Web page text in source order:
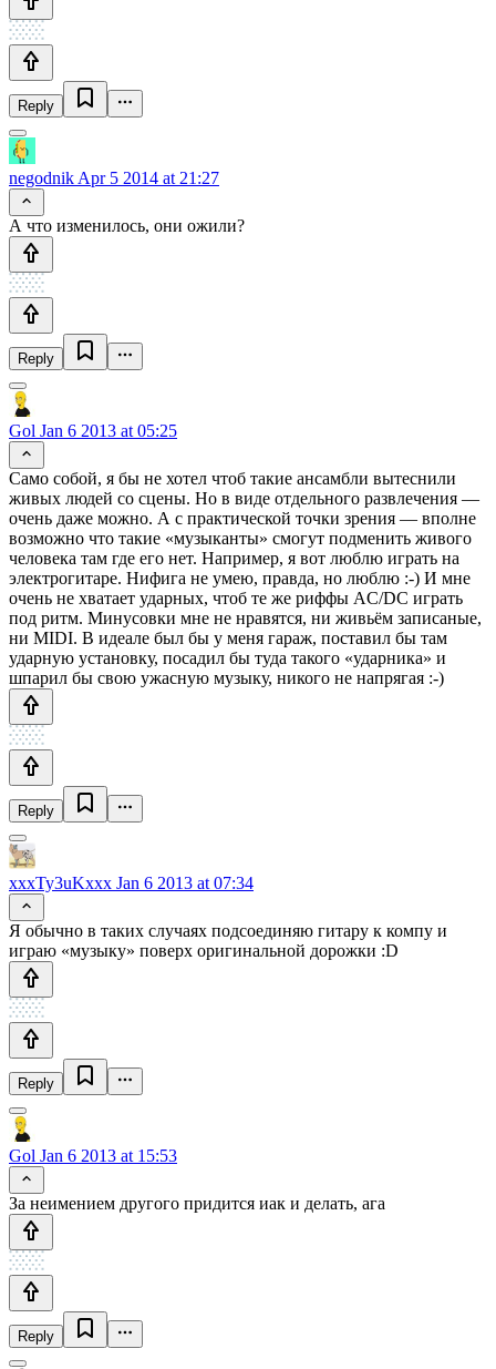
Reply
negodnik Apr 5 2014 at 21:27
А что изменилось, они ожили?
Reply
Gol Jan 6 2013 at 05:25
Само собой, я бы не хотел чтоб такие ансамбли вытеснили
живых людей со сцены. Но в виде отдельного развлечения —
очень даже можно. А с практической точки зрения — вполне
возможно что такие «музыканты» смогут подменить живого
человека там где его нет. Например, я вот люблю играть на
электрогитаре. Нифига не умею, правда, но люблю :-) И мне
очень не хватает ударных, чтоб те же риффы AC/DC играть
под ритм. Минусовки мне не нравятся, ни живьём записаные,
ни MIDI. В идеале был бы у меня гараж, поставил бы там
ударную установку, посадил бы туда такого «ударника» и
шпарил бы свою ужасную музыку, никого не напрягая :-)
Reply
xxxTy3uKxxx Jan 6 2013 at 07:34
Я обычно в таких случаях подсоединяю гитару к компу и
играю «музыку» поверх оригинальной дорожки :D
Reply
Gol Jan 6 2013 at 15:53
За неимением другого придится иак и делать, ага
Reply